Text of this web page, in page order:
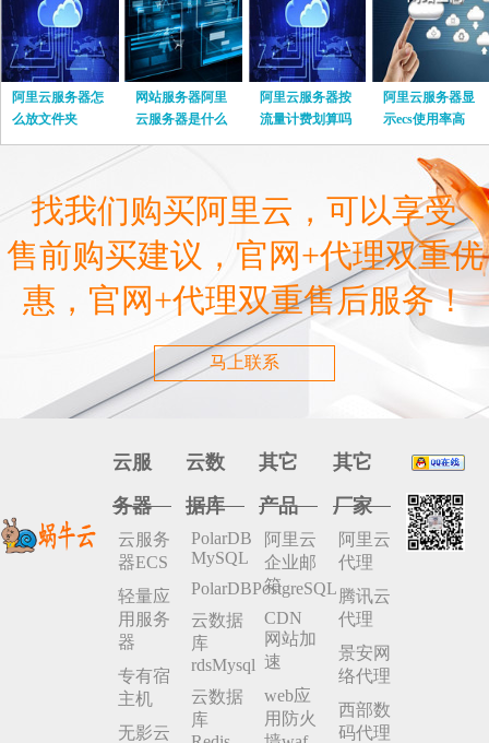
阿里云服务器怎
么放文件夹
网站服务器阿里
云服务器是什么
阿里云服务器按
流量计费划算吗
阿里云服务器显
示ecs使用率高
找我们购买阿里云，可以享受
售前购买建议，官网+代理双重优
惠，官网+代理双重售后服务！
马上联系
云服
务器
云服务
器ECS
轻量应
用服务
器
专有宿
主机
无影云
云数
据库
PolarDB
MySQL
PolarDBPostgreSQL
云数据
库
rdsMysql
云数据
库
其它
产品
阿里云
企业邮
箱
CDN
网站加
速
web应
用防火
其它
厂家
阿里云
代理
腾讯云
代理
景安网
络代理
西部数
码代理